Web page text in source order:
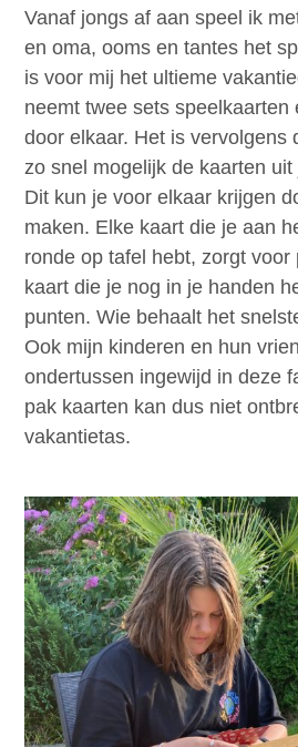
Vanaf jongs af aan speel ik
en oma, ooms en tantes het
is voor mij het ultieme
neemt twee sets speelkaarten
door elkaar. Het is vervolgens
zo snel mogelijk de kaarten
Dit kun je voor elkaar krijgen
maken. Elke kaart die je aan
ronde op tafel hebt, zorgt voor
kaart die je nog in je handen
punten. Wie behaalt het
Ook mijn kinderen en hun
ondertussen ingewijd in deze
pak kaarten kan dus niet
vakantietas.